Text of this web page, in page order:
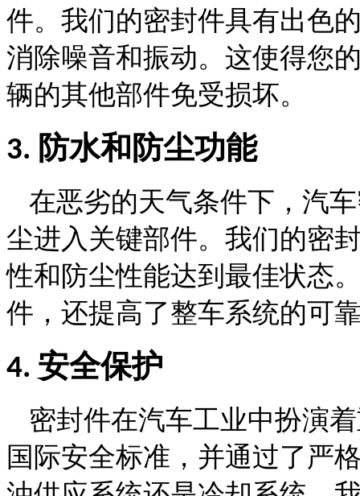
件。我们的密封件具有出色
消除噪音和振动。这使得您
辆的其他部件免受损坏。
3. 防水和防尘功能
在恶劣的天气条件下，汽
尘进入关键部件。我们的密
性和防尘性能达到最佳状态
件，还提高了整车系统的可
4.安全保护
密封件在汽车工业中扮演
国际安全标准，并通过了严